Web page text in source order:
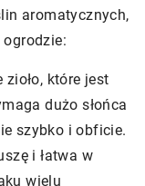
aromatycznych,
które jest
dużo słońca
szybko i obficie.
i łatwa w
wielu